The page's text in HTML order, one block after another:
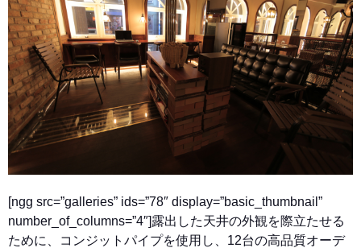
[ngg src=”galleries” ids=”78″ display=”basic_thumbnail”
number_of_columns=”4″]露出した天井の外観を際立たせる
ために、コンジットパイプを使用し、12台の高品質オーデ